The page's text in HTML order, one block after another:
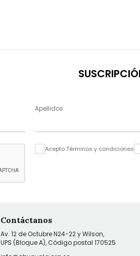
Apellidos
Acepto Términos y condiciones
Contáctanos
Av. 12 de Octubre N24-22 y Wilson,
UPS (Bloque A), Código postal 170525